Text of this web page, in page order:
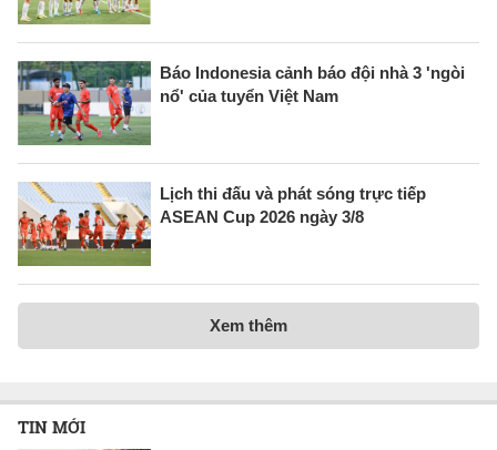
Báo Indonesia cảnh báo đội nhà 3 'ngòi
nổ' của tuyển Việt Nam
Lịch thi đấu và phát sóng trực tiếp
ASEAN Cup 2026 ngày 3/8
Xem thêm
TIN MỚI